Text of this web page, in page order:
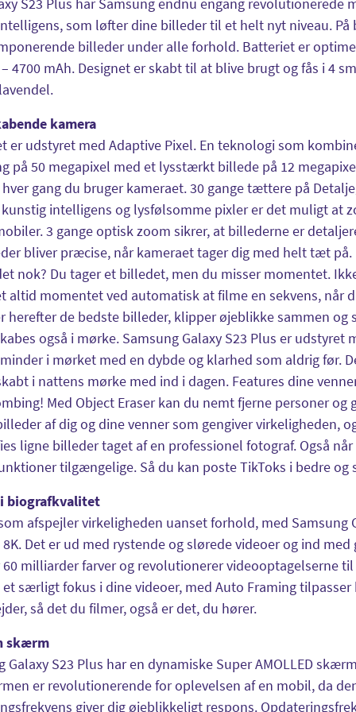
som løfter dine billeder til et helt nyt niveau.
billeder under alle forhold. Batteriet er
4700 mAh. Designet er skabt til at blive brugt og fås i 4
kamera
er udstyret med Adaptive Pixel. En teknologi som
på 50 megapixel med et lysstærkt billede på 12
gang du bruger kameraet. 30 gange tættere på
intelligens og lysfølsomme pixler er det muligt at
3 gange optisk zoom sikrer, at billederne er
bliver præcise, når kameraet tager dig med helt tæt på.
nok? Du tager et billedet, men du misser momentet.
altid momentet ved automatisk at filme en sekvens, når
herefter de bedste billeder, klipper øjeblikke sammen og
også i mørke. Samsung Galaxy S23 Plus er
i mørket med en dybde og klarhed som aldrig før.
i nattens mørke med ind i dagen. Features dine
Med Object Eraser kan du nemt fjerne personer og
af dig og dine venner som gengiver virkeligheden,
ligne billeder taget af en professionel fotograf. Også
tilgængelige. Så du kan poste TikToks i bedre og
biografkvalitet
afspejler virkeligheden uanset forhold, med Samsung
Det er ud med rystende og slørede videoer og ind
60 milliarder farver og revolutionerer videooptagelserne
særligt fokus i dine videoer, med Auto Framing
så det du filmer, også er det, du hører.
skærm
Galaxy S23 Plus har en dynamiske Super AMOLLED
er revolutionerende for oplevelsen af en mobil, da
giver dig øjeblikkeligt respons.